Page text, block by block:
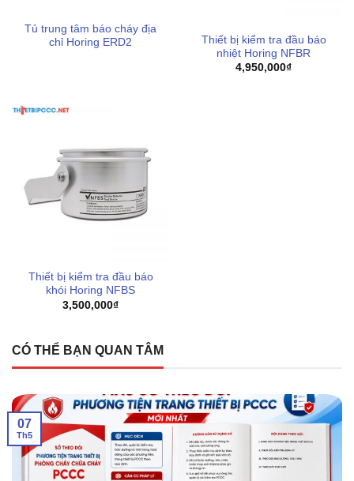
Tủ trung tâm báo cháy địa
chỉ Horing ERD2
Thiết bị kiểm tra đầu báo
nhiệt Horing NFBR
4,950,000₫
Thiết bị kiểm tra đầu báo
khói Horing NFBS
3,500,000₫
CÓ THỂ BẠN QUAN TÂM
07
Th5